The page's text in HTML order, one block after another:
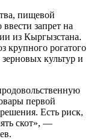
пищевой
запрет на
из Кыргызстана.
крупного рогатого
культур и
первой
Есть риск,
скот», —